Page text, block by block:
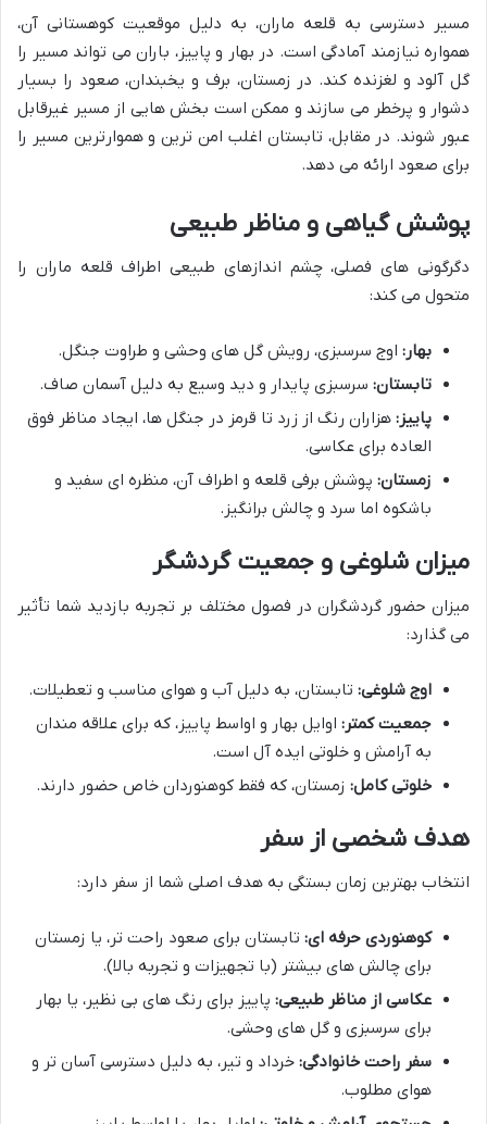
مسیر دسترسی به قلعه ماران، به دلیل موقعیت کوهستانی آن،
همواره نیازمند آمادگی است. در بهار و پاییز، باران می تواند مسیر را
گل آلود و لغزنده کند. در زمستان، برف و یخبندان، صعود را بسیار
دشوار و پرخطر می سازند و ممکن است بخش هایی از مسیر غیرقابل
عبور شوند. در مقابل، تابستان اغلب امن ترین و هموارترین مسیر را
برای صعود ارائه می دهد.
پوشش گیاهی و مناظر طبیعی
دگرگونی های فصلی، چشم اندازهای طبیعی اطراف قلعه ماران را
متحول می کند:
بهار: اوج سرسبزی، رویش گل های وحشی و طراوت جنگل.
تابستان: سرسبزی پایدار و دید وسیع به دلیل آسمان صاف.
پاییز: هزاران رنگ از زرد تا قرمز در جنگل ها، ایجاد مناظر فوق
العاده برای عکاسی.
زمستان: پوشش برفی قلعه و اطراف آن، منظره ای سفید و
باشکوه اما سرد و چالش برانگیز.
میزان شلوغی و جمعیت گردشگر
میزان حضور گردشگران در فصول مختلف بر تجربه بازدید شما تأثیر
می گذارد:
اوج شلوغی: تابستان، به دلیل آب و هوای مناسب و تعطیلات.
جمعیت کمتر: اوایل بهار و اواسط پاییز، که برای علاقه مندان
به آرامش و خلوتی ایده آل است.
خلوتی کامل: زمستان، که فقط کوهنوردان خاص حضور دارند.
هدف شخصی از سفر
انتخاب بهترین زمان بستگی به هدف اصلی شما از سفر دارد:
کوهنوردی حرفه ای: تابستان برای صعود راحت تر، یا زمستان
برای چالش های بیشتر (با تجهیزات و تجربه بالا).
عکاسی از مناظر طبیعی: پاییز برای رنگ های بی نظیر، یا بهار
برای سرسبزی و گل های وحشی.
سفر راحت خانوادگی: خرداد و تیر، به دلیل دسترسی آسان تر و
هوای مطلوب.